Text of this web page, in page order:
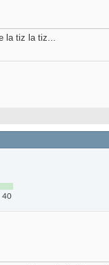
la tiz la tiz...
40